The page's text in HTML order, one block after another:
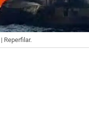
| Reperfilar.